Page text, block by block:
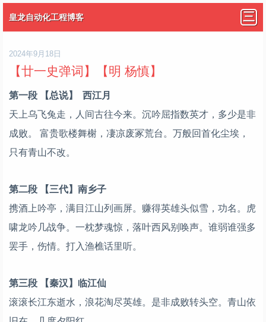
皇龙自动化工程博客
2024年9月18日
【廿一史弹词】【明 杨慎】
第一段 【总说】 西江月
天上乌飞兔走，人间古往今来。沉吟屈指数英才，多少是非
成败。 富贵歌楼舞榭，凄凉废冢荒台。万般回首化尘埃，
只有青山不改。
第二段 【三代】南乡子
携酒上吟亭，满目江山列画屏。赚得英雄头似雪，功名。虎
啸龙吟几战争。一枕梦魂惊，落叶西风别唤声。谁弱谁强多
罢手，伤情。打入渔樵话里听。
第三段 【秦汉】临江仙
滚滚长江东逝水，浪花淘尽英雄。是非成败转头空。青山依